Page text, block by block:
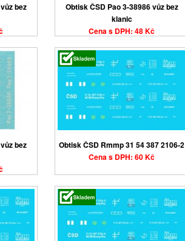
bez
Obtisk ČSD Pao 3-38986 vůz bez
klanic
Cena s DPH: 48 Kč
bez
Obtisk ČSD Rmmp 31 54 387 2106-2
Cena s DPH: 60 Kč